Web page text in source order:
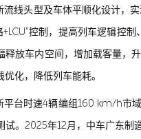
线头型及车体平顺化设计，
控制，提高列车逻辑控
释放车内空间，增加载客量，
化，降低列车能耗。
台时速4辆编组160 km/h市
试。2025年12月，中车广东制